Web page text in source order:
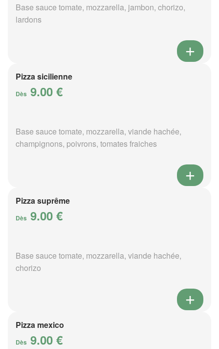
Base sauce tomate, mozzarella, jambon, chorizo,
lardons
Pizza sicilienne
Dès 9.00 €
Base sauce tomate, mozzarella, viande hachée,
champignons, poivrons, tomates fraiches
Pizza suprême
Dès 9.00 €
Base sauce tomate, mozzarella, viande hachée,
chorizo
Pizza mexico
Dès 9.00 €